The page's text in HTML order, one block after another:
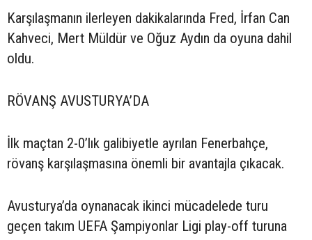
Karşılaşmanın ilerleyen dakikalarında Fred, İrfan Can
Kahveci, Mert Müldür ve Oğuz Aydın da oyuna dahil
oldu.
RÖVANŞ AVUSTURYA’DA
İlk maçtan 2-0’lık galibiyetle ayrılan Fenerbahçe,
rövanş karşılaşmasına önemli bir avantajla çıkacak.
Avusturya’da oynanacak ikinci mücadelede turu
geçen takım UEFA Şampiyonlar Ligi play-off turuna